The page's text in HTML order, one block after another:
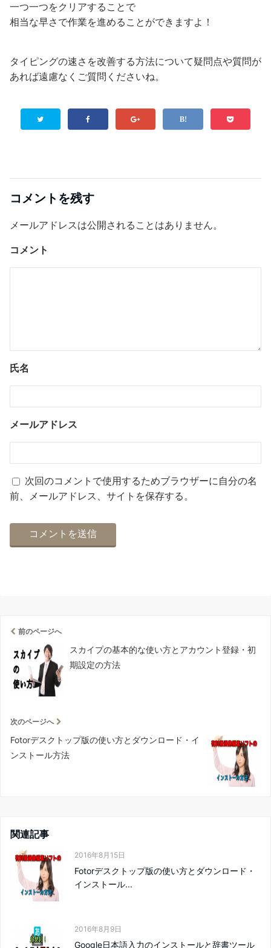
一つ一つをクリアすることで
相当な早さで作業を進めることができますよ！
タイピングの速さを改善する方法について疑問点や質問が
あれば遠慮なくご質問くださいね。
コメントを残す
メールアドレスは公開されることはありません。
コメント
氏名
メールアドレス
次回のコメントで使用するためブラウザーに自分の名
前、メールアドレス、サイトを保存する。
前のページへ
スカイプの基本的な使い方とアカウント登録・初
期設定の方法
次のページへ
Fotorデスクトップ版の使い方とダウンロード・イ
ンストール方法
関連記事
2016年8月15日
Fotorデスクトップ版の使い方とダウンロード・
インストール...
2016年8月9日
Google日本語入力のインストールと辞書ツール